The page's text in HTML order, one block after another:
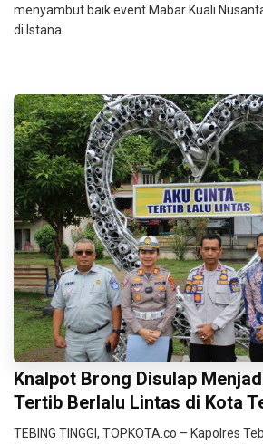
menyambut baik event Mabar Kuali
di Istana
Knalpot Brong Disulap
Tertib Berlalu Lintas di Kota
TEBING TINGGI, TOPKOTA.co – Kapolres